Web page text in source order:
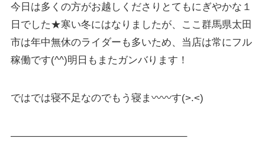
今日は多くの方がお越しくださりとてもにぎやかな１
日でした★寒い冬にはなりましたが、ここ群馬県太田
市は年中無休のライダーも多いため、当店は常にフル
稼働です(^^)明日もまたガンバります！
ではでは寝不足なのでもう寝ま〰〰す(>.<)
—————————————————–